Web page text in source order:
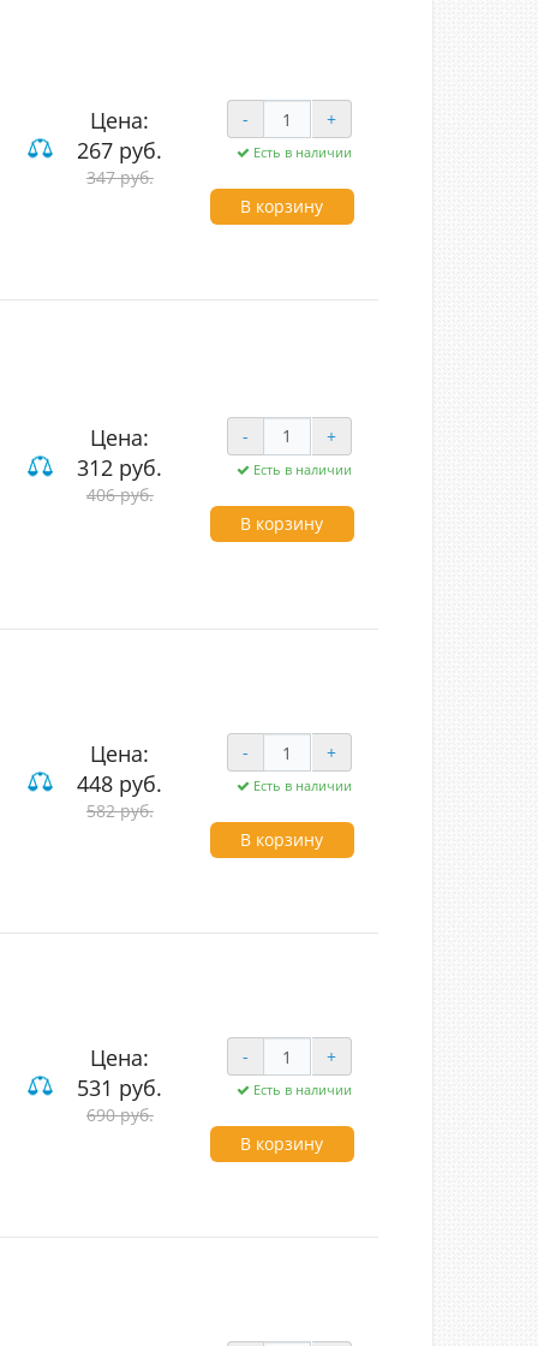
Цена:
267 руб.
347 руб.
- +
Есть в наличии
В корзину
Цена:
312 руб.
406 руб.
- +
Есть в наличии
В корзину
Цена:
448 руб.
582 руб.
- +
Есть в наличии
В корзину
Цена:
531 руб.
690 руб.
- +
Есть в наличии
В корзину